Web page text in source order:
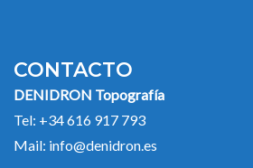
CONTACTO
DENIDRON Topografía
Tel: +34 616 917 793
Mail: info@denidron.es